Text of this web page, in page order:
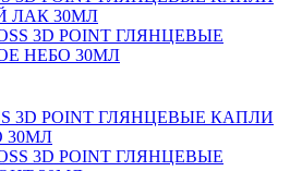
ЛАК 30МЛ
3D POINT ГЛЯНЦЕВЫЕ КАПЛИ
30МЛ